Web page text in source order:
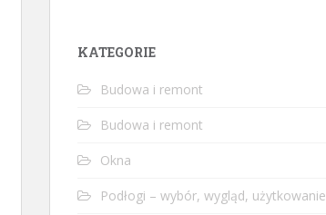
KATEGORIE
Budowa i remont
Budowa i remont
Okna
Podłogi – wybór, wygląd, użytkowanie